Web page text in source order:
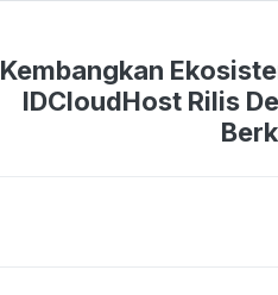
Kembangkan
IDCloudHost Rilis